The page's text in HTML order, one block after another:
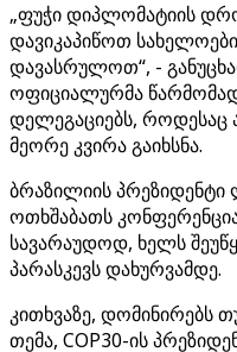
„ფუჭი დიპლომატიის
დავიკაპიწოთ
დავასრულოთ“, -
ოფიციალურმა
დელეგაციებს, როდესაც
მეორე კვირა გაიხსნა.
ბრაზილიის
ოთხშაბათს
სავარაუდოდ, ხელს
პარასკევს დახურვამდე.
კითხვაზე, დომინირებს
თემა, COP30-ის